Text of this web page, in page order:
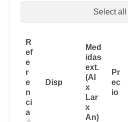
Select all
R
ef
e
r
e
n
ci
a
Disp
Med
idas
ext.
(Al
x
Lar
x
An)
Pr
ec
io